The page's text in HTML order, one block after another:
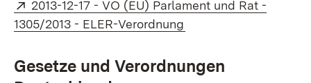
Extern:
2013-12-17 - VO (EU) Parlament und Rat -
1305/2013 - ELER-Verordnung
Gesetze und Verordnungen